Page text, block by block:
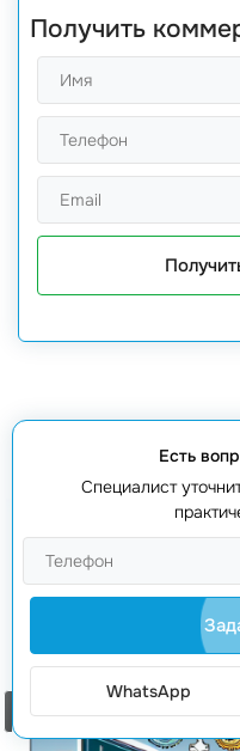
Получить
Вам
Есть
Специалист
WhatsApp
Заказать звонок